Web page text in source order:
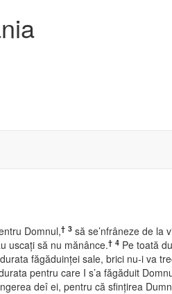
Domnul,† 3 să se’nfrâneze de la
uscaţi să nu mănânce.† 4 Pe toată
făgăduinţei sale, brici nu-i va
pentru care I s’a făgăduit
deî ei, pentru că sfinţirea